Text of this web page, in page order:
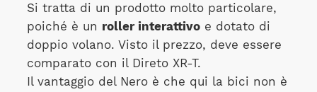
Si tratta di un prodotto molto particolare,
poiché è un roller interattivoe dotato di
doppio volano. Visto il prezzo, deve essere
comparato con il Direto XR-T.
Il vantaggio del Nero è che qui la bici non è